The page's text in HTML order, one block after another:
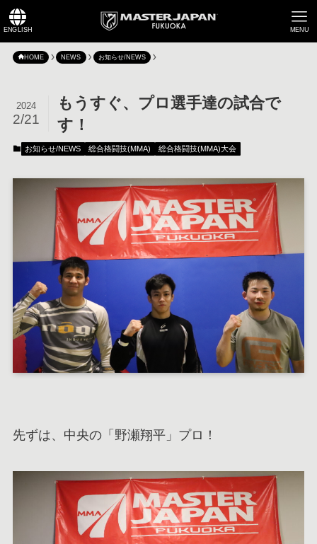
ENGLISH MENU
HOME NEWS お知らせ/NEWS
もうすぐ、プロ選手達の試合で
す！
2024
2/21
お知らせ/NEWS 総合格闘技(MMA) 総合格闘技(MMA)大会
先ずは、中央の「野瀬翔平」プロ！